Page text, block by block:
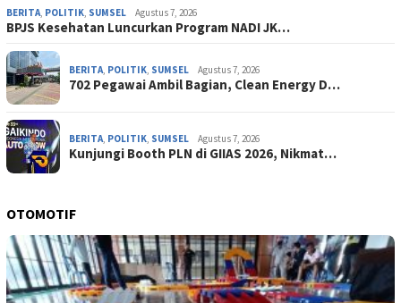
BERITA POLITIK SUMSEL Agustus 7, 2026
BPJS Kesehatan Luncurkan Program NADI JK…
BERITA POLITIK SUMSEL Agustus 7, 2026
702 Pegawai Ambil Bagian, Clean Energy D…
BERITA POLITIK SUMSEL Agustus 7, 2026
Kunjungi Booth PLN di GIIAS 2026, Nikmat…
OTOMOTIF